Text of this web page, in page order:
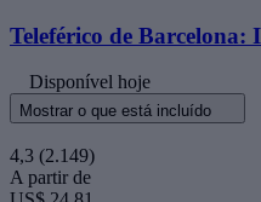
Teleférico de Barcelona:
Disponível hoje
Mostrar o que está incluído
4,3 (2.149)
A partir de